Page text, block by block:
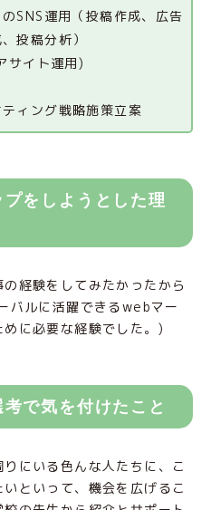
SNS運用（投稿作成、広告
投稿分析）
サイト運用)
ィング戦略施策立案
をしようとした理
経験をしてみたかったから
バルに活躍できるwebマー
に必要な経験でした。)
で気を付けたこと
にいる色んな人たちに、こ
といって、機会を広げるこ